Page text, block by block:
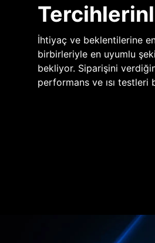
İhtiyaç ve beklentilerine
birbirleriyle en uyumlu
bekliyor. Siparişini
performans ve ısı testleri